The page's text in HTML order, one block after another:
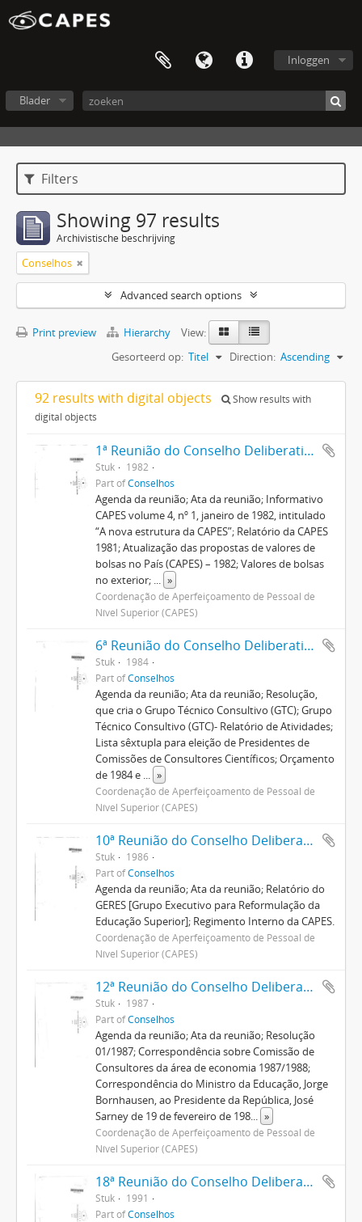
Inloggen
Blader
Filters
Showing 97 results
Archivistische beschrijving
Conselhos
Advanced search options
Print preview Hierarchy
View:
Gesorteerd op: Titel Direction: Ascending
92 results with digital objects
Show results with
digital objects
1ª Reunião do Conselho Deliberativo
Stuk
1982
Part ofConselhos
Agenda da reunião; Ata da reunião; Informativo
CAPES volume 4, nº 1, janeiro de 1982, intitulado
“A nova estrutura da CAPES”; Relatório da CAPES
1981; Atualização das propostas de valores de
bolsas no País (CAPES) – 1982; Valores de bolsas
no exterior; ... »
Coordenação de Aperfeiçoamento de Pessoal de
Nível Superior (CAPES)
6ª Reunião do Conselho Deliberativo
Stuk
1984
Part ofConselhos
Agenda da reunião; Ata da reunião; Resolução,
que cria o Grupo Técnico Consultivo (GTC); Grupo
Técnico Consultivo (GTC)- Relatório de Atividades;
Lista sêxtupla para eleição de Presidentes de
Comissões de Consultores Científicos; Orçamento
de 1984 e ... »
Coordenação de Aperfeiçoamento de Pessoal de
Nível Superior (CAPES)
10ª Reunião do Conselho Deliberativo
Stuk
1986
Part ofConselhos
Agenda da reunião; Ata da reunião; Relatório do
GERES [Grupo Executivo para Reformulação da
Educação Superior]; Regimento Interno da CAPES.
Coordenação de Aperfeiçoamento de Pessoal de
Nível Superior (CAPES)
12ª Reunião do Conselho Deliberativo
Stuk
1987
Part ofConselhos
Agenda da reunião; Ata da reunião; Resolução
01/1987; Correspondência sobre Comissão de
Consultores da área de economia 1987/1988;
Correspondência do Ministro da Educação, Jorge
Bornhausen, ao Presidente da República, José
Sarney de 19 de fevereiro de 198... »
Coordenação de Aperfeiçoamento de Pessoal de
Nível Superior (CAPES)
18ª Reunião do Conselho Deliberativo
Stuk
1991
Part ofConselhos